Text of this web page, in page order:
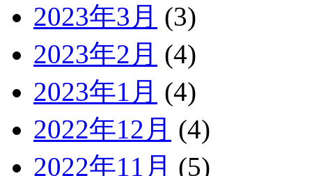
2023年3月 (3)
2023年2月 (4)
2023年1月 (4)
2022年12月 (4)
2022年11月 (5)